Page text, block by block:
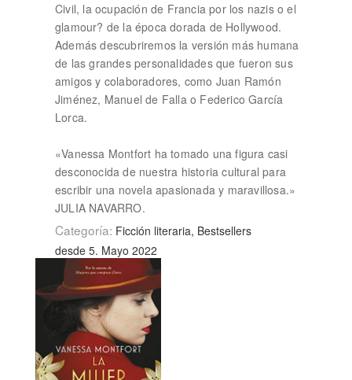
Civil, la ocupación de Francia por los nazis o el
glamour? de la época dorada de Hollywood.
Además descubriremos la versión más humana
de las grandes personalidades que fueron sus
amigos y colaboradores, como Juan Ramón
Jiménez, Manuel de Falla o Federico García
Lorca.
«Vanessa Montfort ha tomado una figura casi
desconocida de nuestra historia cultural para
escribir una novela apasionada y maravillosa.»
JULIA NAVARRO.
Categoría: Ficción literaria, Bestsellers
desde 5. Mayo 2022